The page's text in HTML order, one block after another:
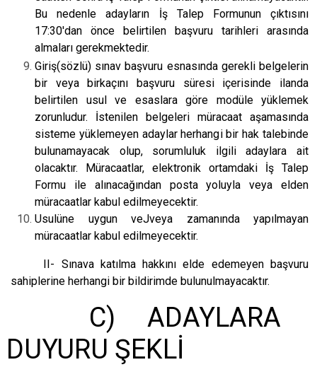
Bu nedenle adayların İş Talep Formunun çıktısını
17:30'dan önce belirtilen başvuru tarihleri arasında
almaları gerekmektedir.
Giriş(sözlü) sınav başvuru esnasında gerekli belgelerin
bir veya birkaçını başvuru süresi içerisinde ilanda
belirtilen usul ve esaslara göre modüle yüklemek
zorunludur. İstenilen belgeleri müracaat aşamasında
sisteme yüklemeyen adaylar herhangi bir hak talebinde
bulunamayacak olup, sorumluluk ilgili adaylara ait
olacaktır. Müracaatlar, elektronik ortamdaki İş Talep
Formu ile alınacağından posta yoluyla veya elden
müracaatlar kabul edilmeyecektir.
Usulüne uygun veJveya zamanında yapılmayan
müracaatlar kabul edilmeyecektir.
II- Sınava katılma hakkını elde edemeyen başvuru
sahiplerine herhangi bir bildirimde bulunulmayacaktır.
C) ADAYLARA
DUYURU ŞEKLİ